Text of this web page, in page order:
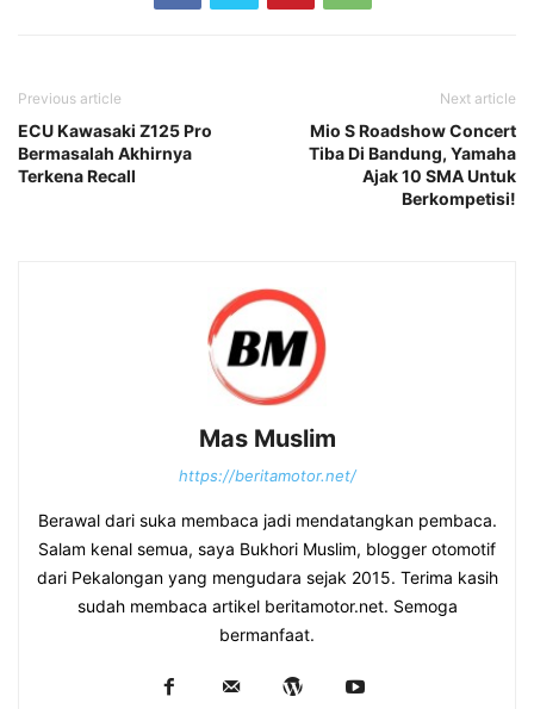
Previous article
ECU Kawasaki Z125 Pro
Bermasalah Akhirnya
Terkena Recall
Next article
Mio S Roadshow Concert
Tiba Di Bandung, Yamaha
Ajak 10 SMA Untuk
Berkompetisi!
Mas Muslim
https://beritamotor.net/
Berawal dari suka membaca jadi mendatangkan pembaca.
Salam kenal semua, saya Bukhori Muslim, blogger otomotif
dari Pekalongan yang mengudara sejak 2015. Terima kasih
sudah membaca artikel beritamotor.net. Semoga
bermanfaat.